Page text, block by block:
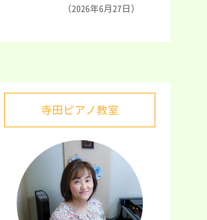
（2026年6月27日）
寺田ピアノ教室